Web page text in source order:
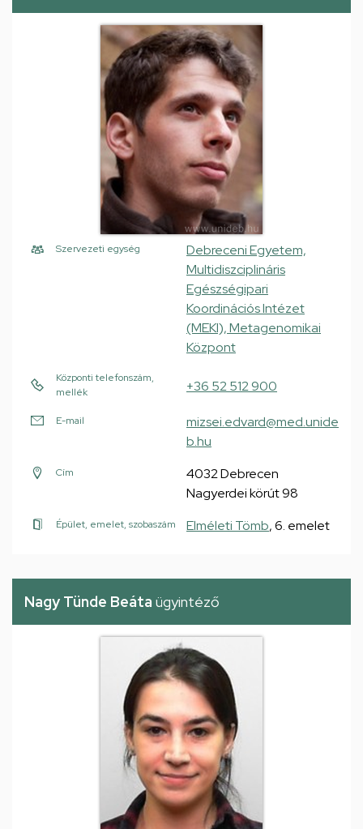
Szervezeti egység
Debreceni Egyetem,
Multidiszciplináris
Egészségipari
Koordinációs Intézet
(MEKI), Metagenomikai
Központ
Központi telefonszám,
mellék
+36 52 512 900
E-mail
mizsei.edvard@med.unide
b.hu
Cím
4032 Debrecen
Nagyerdei körút 98
Épület, emelet, szobaszám Elméleti Tömb, 6. emelet
Nagy Tünde Beáta ügyintéző